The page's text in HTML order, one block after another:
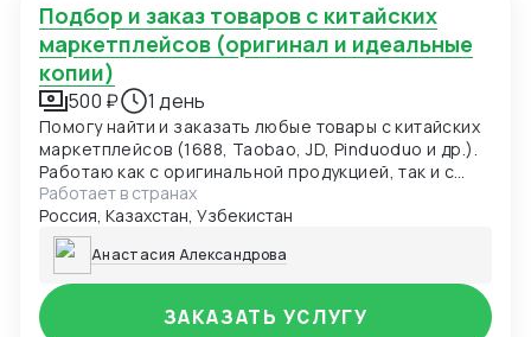
Подбор и заказ товаров с китайских
маркетплейсов (оригинал и идеальные
копии)
500 ₽ 1 день
Помогу найти и заказать любые товары с китайских
маркетплейсов (1688, Taobao, JD, Pinduoduo и др.).
Работаю как с оригинальной продукцией, так и с
товарами класса «идеальная копия». Особенно
популярны заказы на товары для дома, косметику,
уход и технику. Работаю напрямую с продавцами в
Китае, без переплат.
Работает в странах
Россия, Казахстан, Узбекистан
Анастасия Александрова
ЗАКАЗАТЬ УСЛУГУ